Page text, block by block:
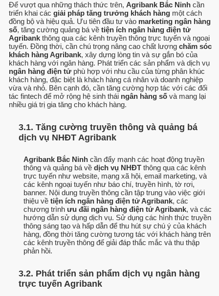
Để vượt qua những thách thức trên, Agribank Bắc Ninh cần
triển khai các giải pháp tăng trưởng khách hàng một cách
đồng bộ và hiệu quả. Ưu tiên đầu tư vào marketing ngân hàng
số, tăng cường quảng bá về tiện ích ngân hàng điện tử
Agribank thông qua các kênh truyền thông trực tuyến và ngoại
tuyến. Đồng thời, cần chú trọng nâng cao chất lượng chăm sóc
khách hàng Agribank, xây dựng lòng tin và sự gắn bó của
khách hàng với ngân hàng. Phát triển các sản phẩm và dịch vụ
ngân hàng điện tử phù hợp với nhu cầu của từng phân khúc
khách hàng, đặc biệt là khách hàng cá nhân và doanh nghiệp
vừa và nhỏ. Bên cạnh đó, cần tăng cường hợp tác với các đối
tác fintech để mở rộng hệ sinh thái ngân hàng số và mang lại
nhiều giá trị gia tăng cho khách hàng.
3.1. Tăng cường truyền thông và quảng bá
dịch vụ NHĐT Agribank
Agribank Bắc Ninh cần đẩy mạnh các hoạt động truyền
thông và quảng bá về dịch vụ NHĐT thông qua các kênh
trực tuyến như website, mạng xã hội, email marketing, và
các kênh ngoại tuyến như báo chí, truyền hình, tờ rơi,
banner. Nội dung truyền thông cần tập trung vào việc giới
thiệu về tiện ích ngân hàng điện tử Agribank, các
chương trình ưu đãi ngân hàng điện tử Agribank, và các
hướng dẫn sử dụng dịch vụ. Sử dụng các hình thức truyền
thông sáng tạo và hấp dẫn để thu hút sự chú ý của khách
hàng, đồng thời tăng cường tương tác với khách hàng trên
các kênh truyền thông để giải đáp thắc mắc và thu thập
phản hồi.
3.2. Phát triển sản phẩm dịch vụ ngân hàng
trực tuyến Agribank